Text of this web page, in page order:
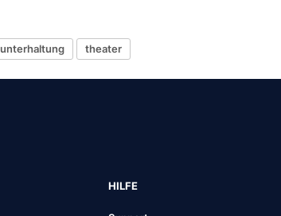
unterhaltung theater
HILFE